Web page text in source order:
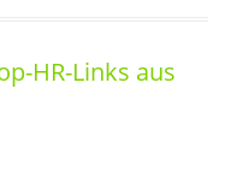
HR-Links aus